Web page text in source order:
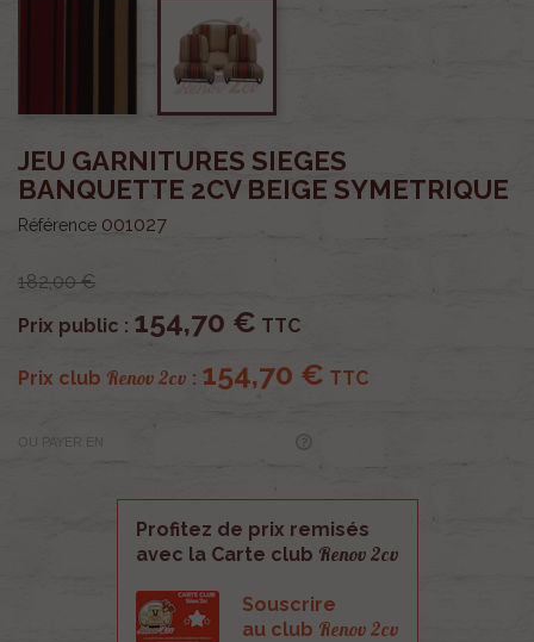
JEU GARNITURES SIEGES
BANQUETTE 2CV BEIGE SYMETRIQUE
Référence 001027
182,00 €
Prix public : 154,70 € TTC
Prix club Renov 2cv : 154,70 € TTC
OU PAYER EN
Profitez de prix remisés
avec la Carte club Renov 2cv
Souscrire
au club Renov 2cv